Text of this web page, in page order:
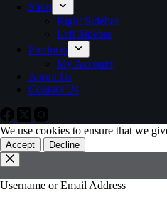
Shop
Right Sidebar
Left Sidebar
Products
My Account
About Us
Contact Us
We use cookies to ensure that we
Accept Decline
Username or Email Address